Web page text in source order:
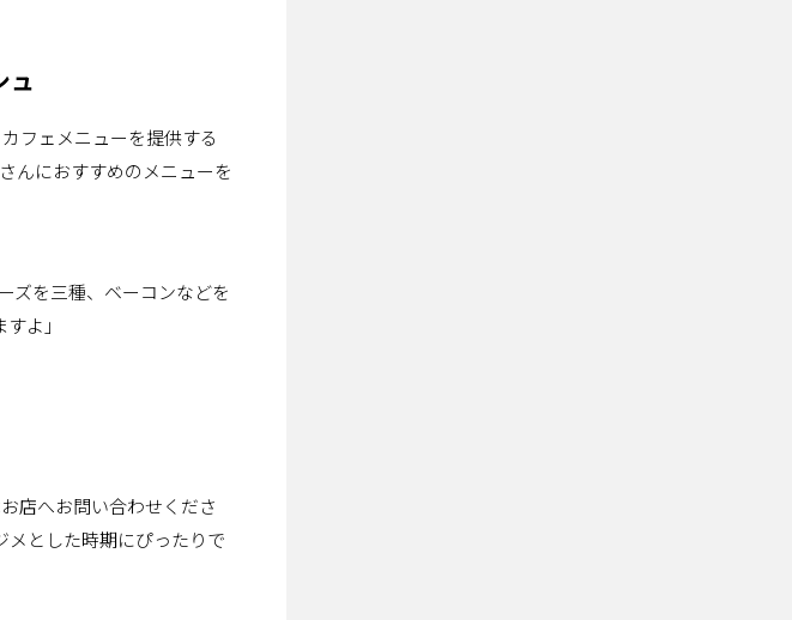
ュ
フェメニューを提供する
んにおすすめのメニューを
ズを三種、ベーコンなどを
よ」
店へお問い合わせくださ
メとした時期にぴったりで